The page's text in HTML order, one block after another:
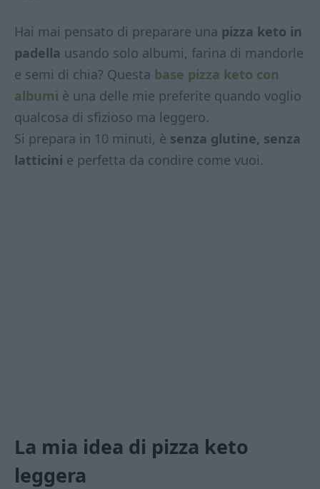
Hai mai pensato di preparare una pizza keto in
padella usando solo albumi, farina di mandorle
e semi di chia? Questa base pizza keto con
albumi è una delle mie preferite quando voglio
qualcosa di sfizioso ma leggero.
Si prepara in 10 minuti, è senza glutine, senza
latticini e perfetta da condire come vuoi.
La mia idea di pizza keto
leggera